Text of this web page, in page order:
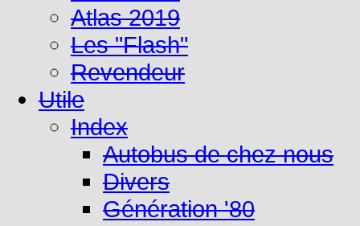
Atlas 2019
Les "Flash"
Revendeur
Utile
Index
Autobus de chez nous
Divers
Génération '80